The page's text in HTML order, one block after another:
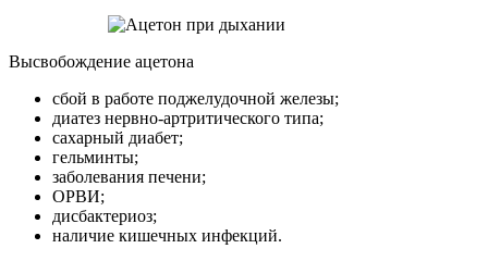
Высвобождение ацетона
сбой в работе поджелудочной железы;
диатез нервно-артритического типа;
сахарный диабет;
гельминты;
заболевания печени;
ОРВИ;
дисбактериоз;
наличие кишечных инфекций.